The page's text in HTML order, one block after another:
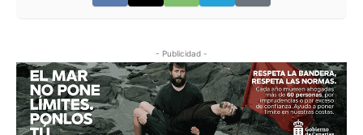
- Publicidad -